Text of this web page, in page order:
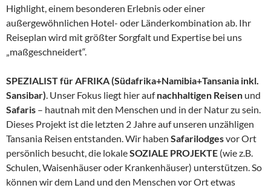
Highlight, einem besonderen Erlebnis oder einer
außergewöhnlichen Hotel- oder Länderkombination ab. Ihr
Reiseplan wird mit größter Sorgfalt und Expertise bei uns
„maßgeschneidert“.
SPEZIALIST für AFRIKA (Südafrika+Namibia+Tansania inkl.
Sansibar). Unser Fokus liegt hier aufnachhaltigen Reisen und
Safaris – hautnah mit den Menschen und in der Natur zu sein.
Dieses Projekt ist die letzten 2 Jahre auf unseren unzähligen
Tansania Reisen entstanden. Wir haben Safarilodgesvor Ort
persönlich besucht, die lokaleSOZIALE PROJEKTE (wie z.B.
Schulen, Waisenhäuser oder Krankenhäuser) unterstützen. So
können wir dem Land und den Menschen vor Ort etwas